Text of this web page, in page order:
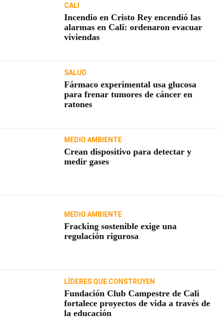
CALI
Incendio en Cristo Rey encendió las
alarmas en Cali: ordenaron evacuar
viviendas
SALUD
Fármaco experimental usa glucosa
para frenar tumores de cáncer en
ratones
MEDIO AMBIENTE
Crean dispositivo para detectar y
medir gases
MEDIO AMBIENTE
Fracking sostenible exige una
regulación rigurosa
LÍDERES QUE CONSTRUYEN
Fundación Club Campestre de Cali
fortalece proyectos de vida a través de
la educación